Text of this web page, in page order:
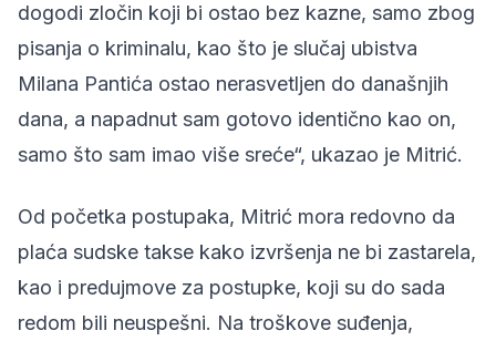
dogodi zločin koji bi ostao bez kazne, samo zbog
pisanja o kriminalu, kao što je slučaj ubistva
Milana Pantića ostao nerasvetljen do današnjih
dana, a napadnut sam gotovo identično kao on,
samo što sam imao više sreće“, ukazao je Mitrić.
Od početka postupaka, Mitrić mora redovno da
plaća sudske takse kako izvršenja ne bi zastarela,
kao i predujmove za postupke, koji su do sada
redom bili neuspešni. Na troškove suđenja,